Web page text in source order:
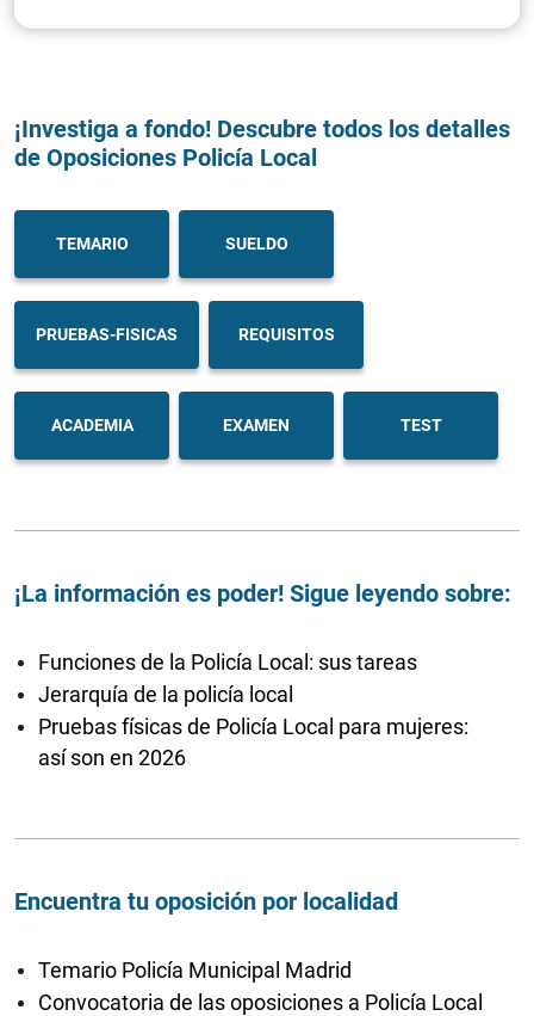
¡Investiga a fondo! Descubre todos los detalles
de Oposiciones Policía Local
TEMARIO SUELDO
PRUEBAS-FISICAS REQUISITOS
ACADEMIA EXAMEN TEST
¡La información es poder! Sigue leyendo sobre:
Funciones de la Policía Local: sus tareas
Jerarquía de la policía local
Pruebas físicas de Policía Local para mujeres:
así son en 2026
Encuentra tu oposición por localidad
Temario Policía Municipal Madrid
Convocatoria de las oposiciones a Policía Local